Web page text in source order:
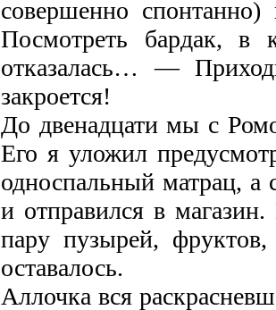
совершенно
Посмотреть бардак,
отказалась… —
закроется!
До двенадцати мы с
Его я уложил
односпальный матрац, а
и отправился в
пару пузырей,
оставалось.
Аллочка вся